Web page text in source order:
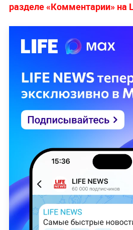
разделе «Комментарии» на